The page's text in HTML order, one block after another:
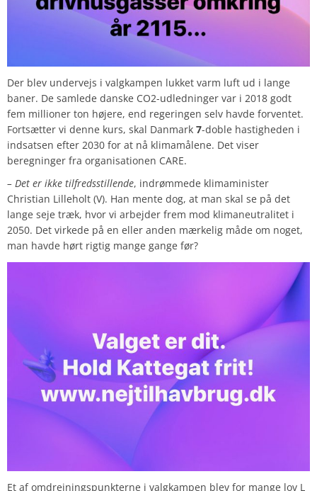
Der blev undervejs i valgkampen lukket varm luft ud i lange
baner. De samlede danske CO2-udledninger var i 2018 godt
fem millioner ton højere, end regeringen selv havde forventet.
Fortsætter vi denne kurs, skal Danmark 7-doble hastigheden i
indsatsen efter 2030 for at nå klimamålene. Det viser
beregninger fra organisationen CARE.
– Det er ikke tilfredsstillende, indrømmede klimaminister
Christian Lilleholt (V). Han mente dog, at man skal se på det
lange seje træk, hvor vi arbejder frem mod klimaneutralitet i
2050. Det virkede på en eller anden mærkelig måde om noget,
man havde hørt rigtig mange gange før?
Et af omdrejningspunkterne i valgkampen blev for mange lov L